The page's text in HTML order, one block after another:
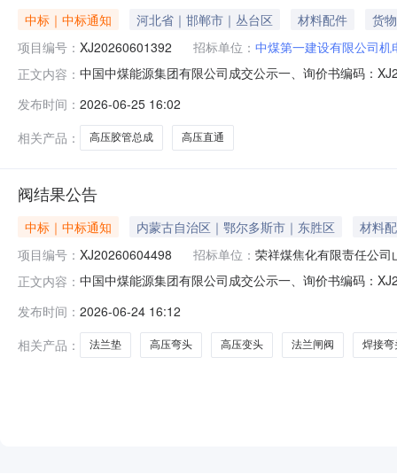
中标｜中标通知 河北省｜邯郸市｜丛台区 材料配件
货物
项目编号： XJ20260601392 招标单位： 中煤第一建设有限公司机
正文内容： 中国中煤能源集团有限公司成交公示一、询价书编码：
通个40.0132026-06-1900:00:00060209900343高压直
发布时间： 2026-06-25 16:02
相关产品：
高压胶管总成 高压直通
阀结果公告
中标｜中标通知 内蒙古自治区｜鄂尔多斯市｜东胜区
材料
项目编号： XJ20260604498 招标单位： 荣祥煤焦化有限责任公司
正文内容： 中国中煤能源集团有限公司成交公示一、询价书编码：
接头连接碳钢个10.0132026-06-
发布时间： 2026-06-24 16:12
相关产品：
法兰垫 高压弯头 高压变头 法兰闸阀 焊接弯